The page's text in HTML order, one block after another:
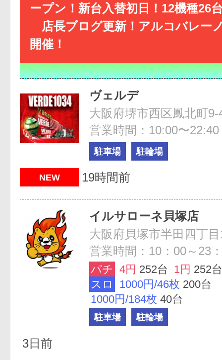
ープン！新台入替初日！12機種26
店長ブログ更新！アルコバレー
開催！
ヴェルデ
大阪府堺市西区鳳北町9-
営業時間：10:00〜22:40
駐車場 駐輪場
NEW 19時間前
イルサローネ貝塚店
大阪府貝塚市半田四丁
営業時間：10：00～23
パチ 4円 252台 1円 252台
スロ
1000円/46枚 200台
1000円/184枚 40台
駐車場 駐輪場
3日前